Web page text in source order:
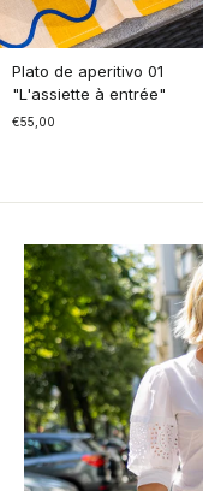
Plato de aperitivo 01
"L'assiette à entrée"
€55,00